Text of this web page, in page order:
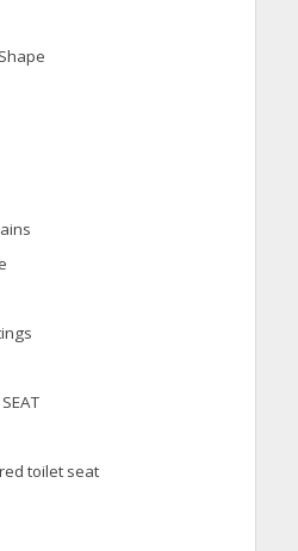
toilet seat